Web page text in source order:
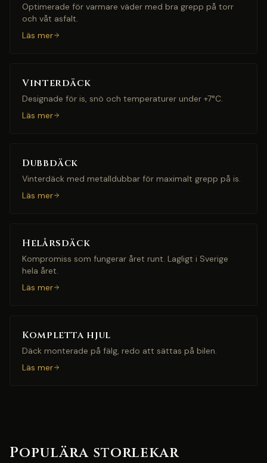
Optimerade för varmare väder med bra grepp på torr
och våt asfalt.
Läs mer
Vinterdäck
Designade för is, snö och temperaturer under +7°C.
Läs mer
Dubbdäck
Vinterdäck med metalldubbar för maximalt grepp på is.
Läs mer
Helårsdäck
Kompromiss som fungerar året runt. Lagligt i Sverige
hela året.
Läs mer
Kompletta hjul
Däck monterade på fälg, redo att sättas på bilen.
Läs mer
Populära storlekar